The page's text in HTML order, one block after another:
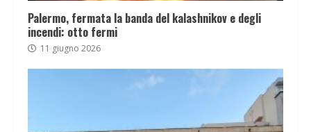
Palermo, fermata la banda del kalashnikov e degli
incendi: otto fermi
11 giugno 2026